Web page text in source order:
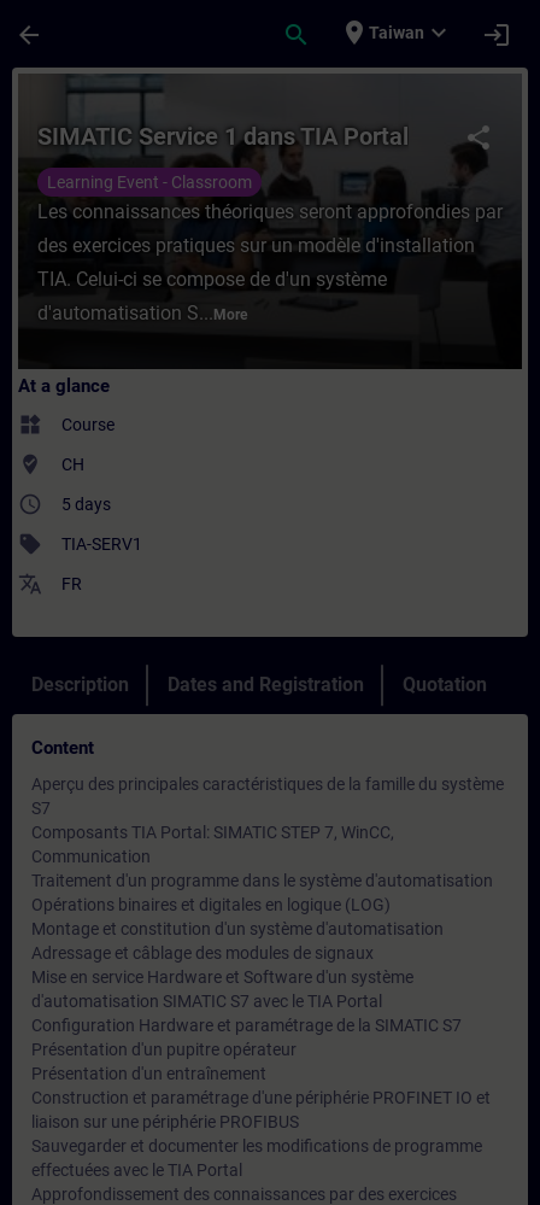
arrow_back search place Taiwan expand_more login
Course - SIMATIC Service 1 dans TIA
share
SIMATIC Service 1 dans TIA Portal
Learning Event - Classroom
Les connaissances théoriques seront approfondies par
des exercices pratiques sur un modèle d'installation
TIA. Celui-ci se compose de d'un système
d'automatisation S... More
At a glance
widgets Course
where_to_vote CH
access_time 5 days
sell TIA-SERV1
translate FR
Description Dates and Registration Quotation
Content
Aperçu des principales caractéristiques de la famille du système
S7
Composants TIA Portal: SIMATIC STEP 7, WinCC,
Communication
Traitement d'un programme dans le système d'automatisation
Opérations binaires et digitales en logique (LOG)
Montage et constitution d'un système d'automatisation
Adressage et câblage des modules de signaux
Mise en service Hardware et Software d'un système
d'automatisation SIMATIC S7 avec le TIA Portal
Configuration Hardware et paramétrage de la SIMATIC S7
Présentation d'un pupitre opérateur
Présentation d'un entraînement
Construction et paramétrage d'une périphérie PROFINET IO et
liaison sur une périphérie PROFIBUS
Sauvegarder et documenter les modifications de programme
effectuées avec le TIA Portal
Approfondissement des connaissances par des exercices